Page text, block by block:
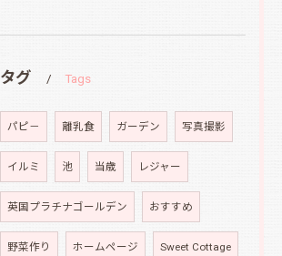
タグ Tags
パピ－ 離乳食 ガーデン 写真撮影
イルミ 池 当歳 レジャー
英国プラチナゴールデン おすすめ
野菜作り ホームページ Sweet Cottage